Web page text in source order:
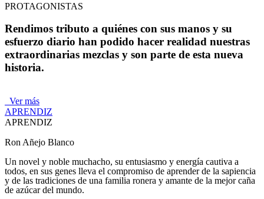
PROTAGONISTAS
Rendimos tributo a quiénes con sus manos y su
esfuerzo diario han podido hacer realidad nuestras
extraordinarias mezclas y son parte de esta nueva
historia.
Ver más
APRENDIZ
APRENDIZ
Ron Añejo Blanco
Un novel y noble muchacho, su entusiasmo y energía cautiva a
todos, en sus genes lleva el compromiso de aprender de la sapiencia
y de las tradiciones de una familia ronera y amante de la mejor caña
de azúcar del mundo.